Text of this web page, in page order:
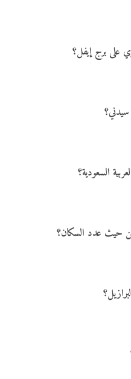
على برج إيفل؟
السعودية؟
حيث عدد السكان؟